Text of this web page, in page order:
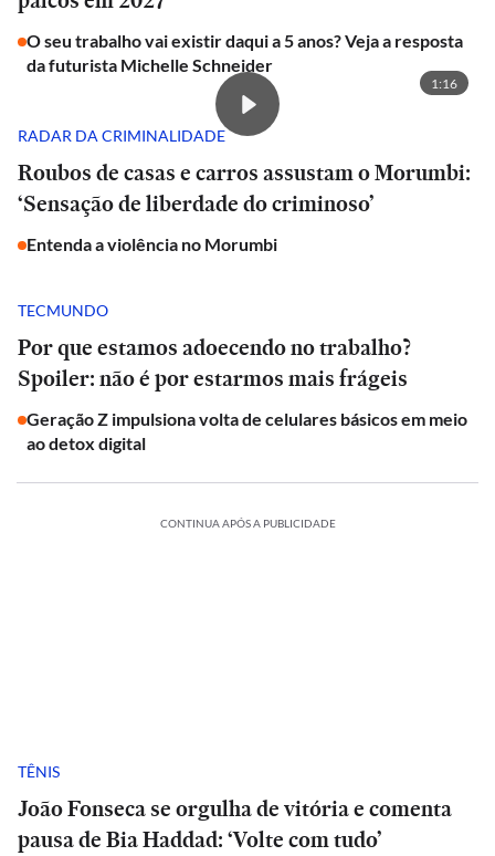
O seu trabalho vai existir daqui a 5 anos? Veja a resposta
da futurista Michelle Schneider
1:16
RADAR DA CRIMINALIDADE
Roubos de casas e carros assustam o Morumbi:
‘Sensação de liberdade do criminoso’
Entenda a violência no Morumbi
TECMUNDO
Por que estamos adoecendo no trabalho?
Spoiler: não é por estarmos mais frágeis
Geração Z impulsiona volta de celulares básicos em meio
ao detox digital
CONTINUA APÓS A PUBLICIDADE
TÊNIS
João Fonseca se orgulha de vitória e comenta
pausa de Bia Haddad: ‘Volte com tudo’